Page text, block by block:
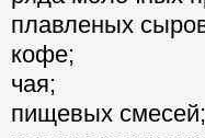
плавленых
кофе;
чая;
пищевых смесей;